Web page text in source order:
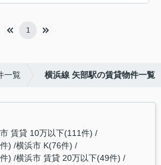
1
一覧 横浜線 矢部駅の賃貸物件一覧
賃貸 10万以下(111件)
) 横浜市 K(76件)
) 横浜市 賃貸 20万以下(49件)